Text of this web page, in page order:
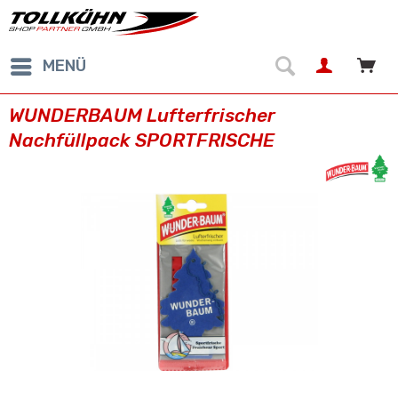
MENÜ
WUNDERBAUM Lufterfrischer
Nachfüllpack SPORTFRISCHE